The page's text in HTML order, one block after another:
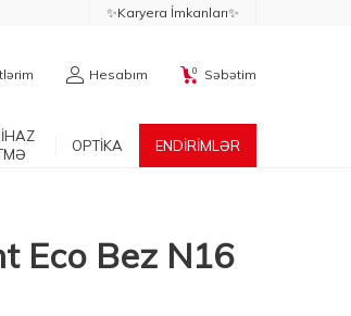
✨Karyera İmkanları✨
Hesabım 0 Səbətim
OPTİKA ENDİRİMLƏR
Eco Bez N16